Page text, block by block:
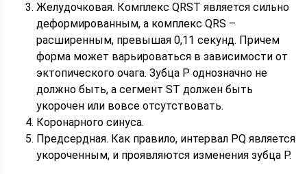
Желудочковая. Комплекс QRST является сильно
деформированным, а комплекс QRS –
расширенным, превышая 0,11 секунд. Причем
форма может варьироваться в зависимости от
эктопического очага. Зубца P однозначно не
должно быть, а сегмент ST должен быть
укорочен или вовсе отсутствовать.
Коронарного синуса.
Предсердная. Как правило, интервал PQ является
укороченным, и проявляются изменения зубца P.